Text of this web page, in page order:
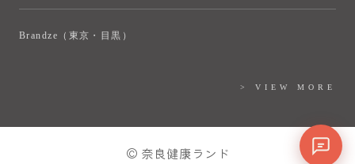
Brandze（東京・目黒）
> VIEW MORE
© 奈良健康ランド